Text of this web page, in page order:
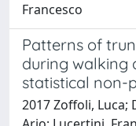
Francesco
Patterns of
during walking
statistical non-
2017 Zoffoli, Luca;